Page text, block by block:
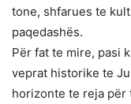
tone, shfarues te
paqedashës.
Për fat te mire, pasi
veprat historike te
horizonte te reja për